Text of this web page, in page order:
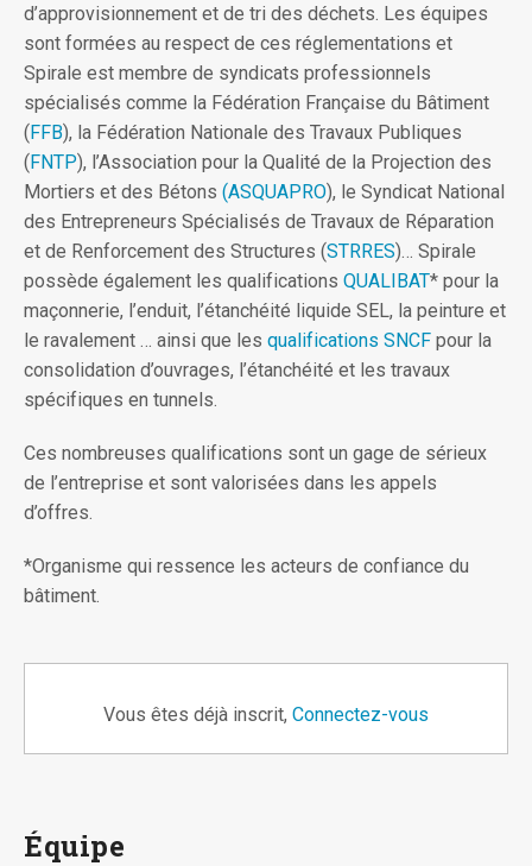
d’approvisionnement et de tri des déchets. Les équipes
sont formées au respect de ces réglementations et
Spirale est membre de syndicats professionnels
spécialisés comme la Fédération Française du Bâtiment
(FFB), la Fédération Nationale des Travaux Publiques
(FNTP), l’Association pour la Qualité de la Projection des
Mortiers et des Bétons (ASQUAPRO), le Syndicat National
des Entrepreneurs Spécialisés de Travaux de Réparation
et de Renforcement des Structures (STRRES)… Spirale
possède également les qualifications QUALIBAT* pour la
maçonnerie, l’enduit, l’étanchéité liquide SEL, la peinture et
le ravalement … ainsi que les qualifications SNCF pour la
consolidation d’ouvrages, l’étanchéité et les travaux
spécifiques en tunnels.
Ces nombreuses qualifications sont un gage de sérieux
de l’entreprise et sont valorisées dans les appels
d’offres.
*Organisme qui ressence les acteurs de confiance du
bâtiment.
Vous êtes déjà inscrit, Connectez-vous
Équipe